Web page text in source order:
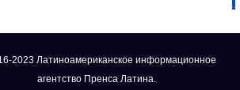
2023 Латиноамериканское информационное
агентство Пренса Латина.